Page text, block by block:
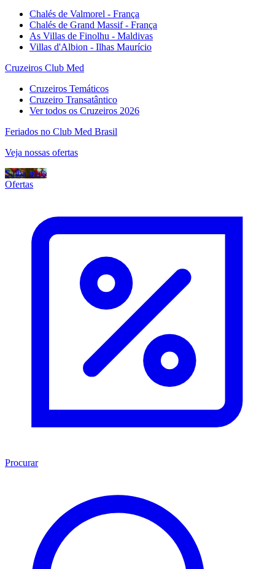
Chalés de Valmorel - França
Chalés de Grand Massif - França
As Villas de Finolhu - Maldivas
Villas d'Albion - Ilhas Maurício
Cruzeiros Club Med
Cruzeiros Temáticos
Cruzeiro Transatântico
Ver todos os Cruzeiros 2026
Feriados no Club Med Brasil
Veja nossas ofertas
Saiba mais
Ofertas
Procurar